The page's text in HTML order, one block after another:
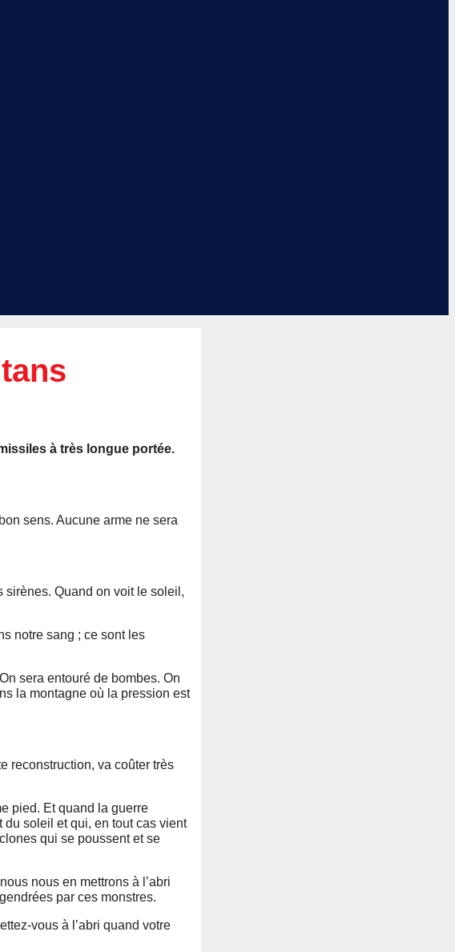
à très longue portée.
sens. Aucune arme ne sera
sirènes. Quand on voit le soleil,
notre sang ; ce sont les
sera entouré de bombes. On
la montagne où la pression est
reconstruction, va coûter très
pied. Et quand la guerre
soleil et qui, en tout cas vient
qui se poussent et se
nous en mettrons à l’abri
par ces monstres.
vous à l’abri quand votre